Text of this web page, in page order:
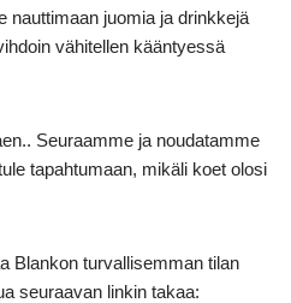
nauttimaan juomia ja drinkkejä
vähitellen kääntyessä
Seuraamme ja noudatamme
tapahtumaan, mikäli koet olosi
Blankon turvallisemman tilan
seuraavan linkin takaa: